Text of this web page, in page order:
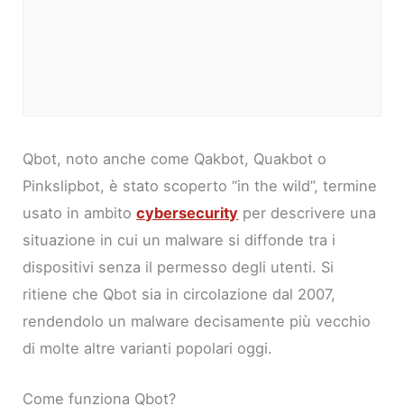
Qbot, noto anche come Qakbot, Quakbot o
Pinkslipbot, è stato scoperto “in the wild”, termine
usato in ambitocybersecurity per descrivere una
situazione in cui un malware si diffonde tra i
dispositivi senza il permesso degli utenti. Si
ritiene che Qbot sia in circolazione dal 2007,
rendendolo un malware decisamente più vecchio
di molte altre varianti popolari oggi.
Come funziona Qbot?